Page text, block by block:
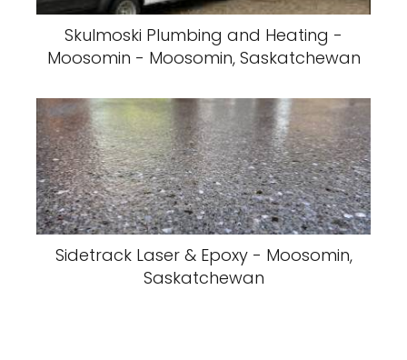
Skulmoski Plumbing and Heating -
Moosomin - Moosomin, Saskatchewan
Sidetrack Laser & Epoxy - Moosomin,
Saskatchewan